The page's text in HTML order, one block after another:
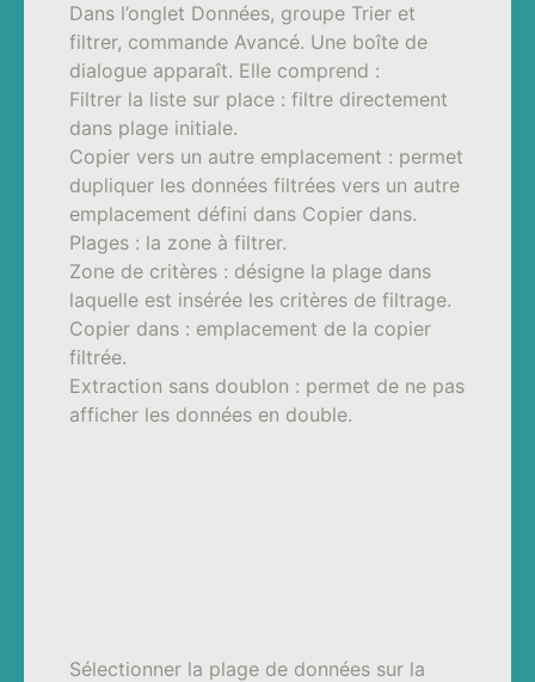
Dans l’onglet Données, groupe Trier et
filtrer, commande Avancé. Une boîte de
dialogue apparaît. Elle comprend :
Filtrer la liste sur place : filtre directement
dans plage initiale.
Copier vers un autre emplacement : permet
dupliquer les données filtrées vers un autre
emplacement défini dans Copier dans.
Plages : la zone à filtrer.
Zone de critères : désigne la plage dans
laquelle est insérée les critères de filtrage.
Copier dans : emplacement de la copier
filtrée.
Extraction sans doublon : permet de ne pas
afficher les données en double.
Sélectionner la plage de données sur la